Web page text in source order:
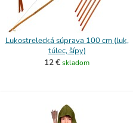
Lukostrelecká súprava 100 cm (luk,
túlec, šípy)
12 €skladom